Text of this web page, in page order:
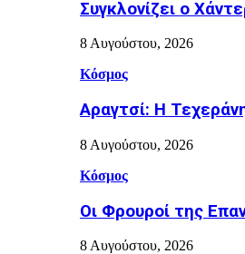
Συγκλονίζει ο
8 Αυγούστου, 2026
Κόσμος
Αραγτσί: Η
8 Αυγούστου, 2026
Κόσμος
Οι Φρουροί της
8 Αυγούστου, 2026